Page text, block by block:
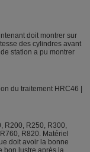
doit montrer sur
des cylindres avant
station a pu montrer
du traitement HRC46 |
R200, R250, R300,
R820. Matériel
doit avoir la bonne
bon lustre après la